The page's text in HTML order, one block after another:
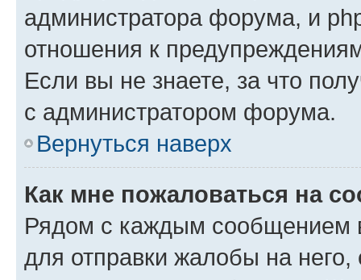
администратора форума, и
отношения к
Если вы не знаете, за что
с администратором форума.
Вернуться наверх
Как мне пожаловаться на
Рядом с каждым сообщением
для отправки жалобы на